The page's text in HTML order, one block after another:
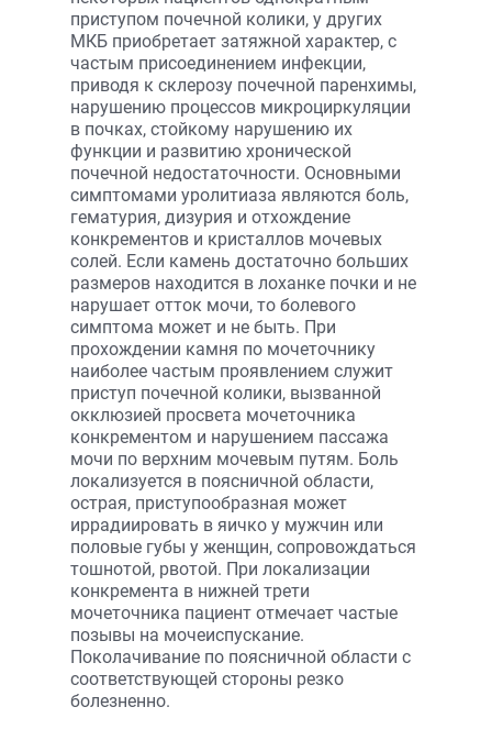
приступом почечной колики, у других
МКБ приобретает затяжной характер, с
частым присоединением инфекции,
приводя к склерозу почечной паренхимы,
нарушению процессов микроциркуляции
в почках, стойкому нарушению их
функции и развитию хронической
почечной недостаточности. Основными
симптомами уролитиаза являются боль,
гематурия, дизурия и отхождение
конкрементов и кристаллов мочевых
солей. Если камень достаточно больших
размеров находится в лоханке почки и не
нарушает отток мочи, то болевого
симптома может и не быть. При
прохождении камня по мочеточнику
наиболее частым проявлением служит
приступ почечной колики, вызванной
окклюзией просвета мочеточника
конкрементом и нарушением пассажа
мочи по верхним мочевым путям. Боль
локализуется в поясничной области,
острая, приступообразная может
иррадиировать в яичко у мужчин или
половые губы у женщин, сопровождаться
тошнотой, рвотой. При локализации
конкремента в нижней трети
мочеточника пациент отмечает частые
позывы на мочеиспускание.
Поколачивание по поясничной области с
соответствующей стороны резко
болезненно.